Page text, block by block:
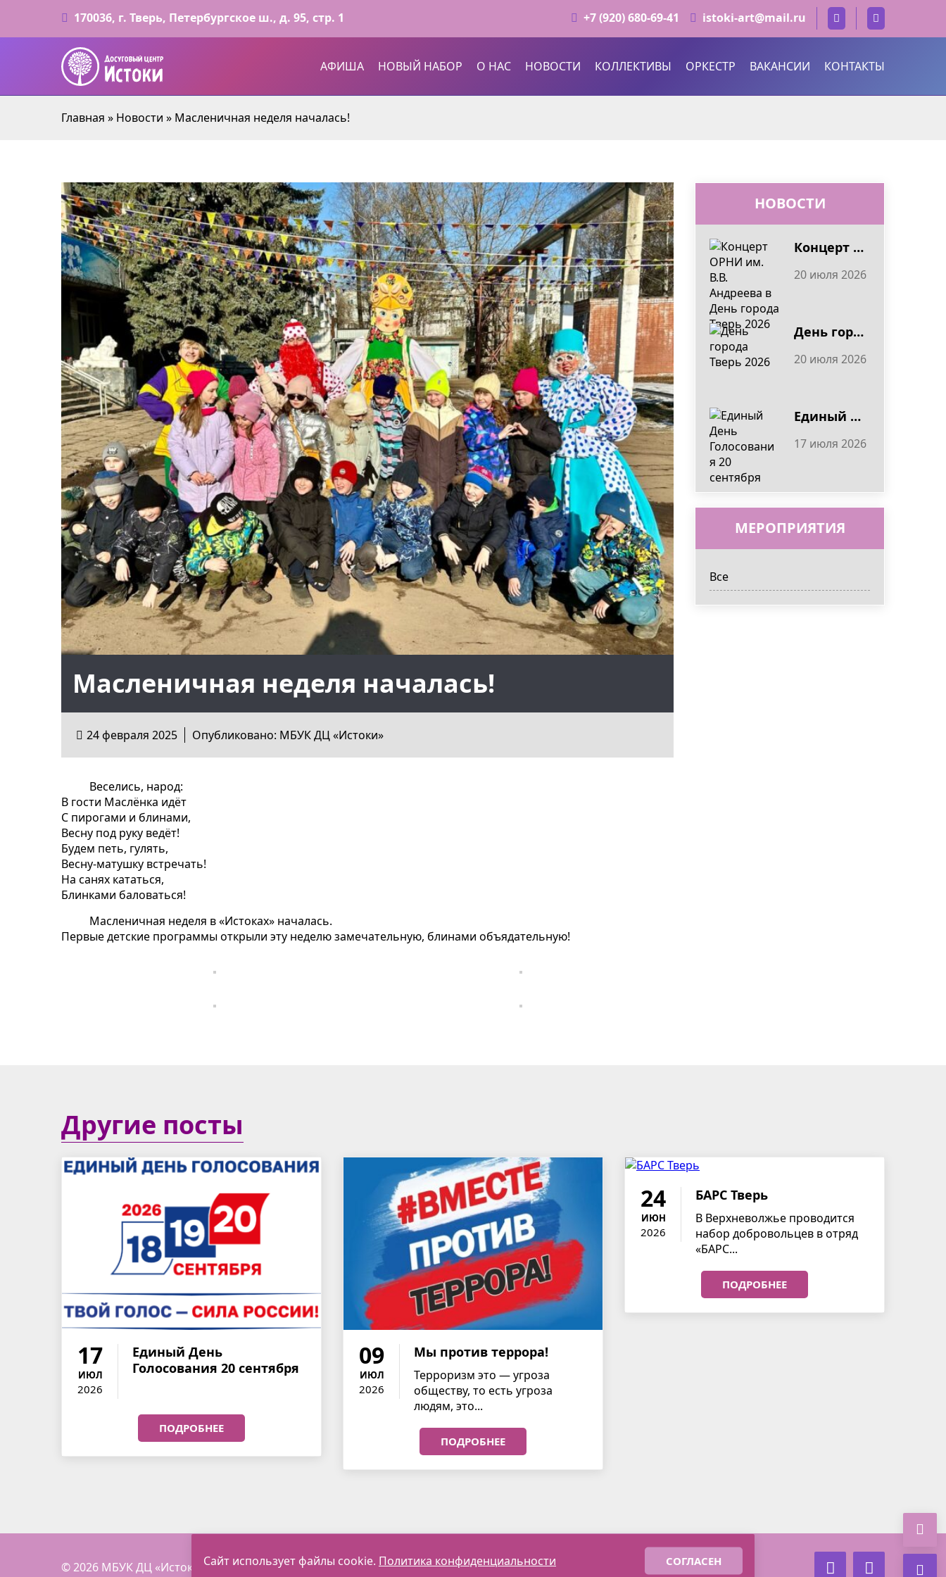
170036, г. Тверь, Петербургское ш., д. 95, cтр. 1 istoki-art@mail.ru
+7 (920) 680-69-41
АФИША НОВЫЙ НАБОР О НАС НОВОСТИ КОЛЛЕКТИВЫ ОРКЕСТР ВАКАНСИИ КОНТАКТЫ
Главная » Новости » Масленичная неделя началась!
Масленичная неделя началась!
24 февраля 2025 Опубликовано: МБУК ДЦ «Истоки»
Веселись, народ:
В гости Маслёнка идёт
С пирогами и блинами,
Весну под руку ведёт!
Будем петь, гулять,
Весну-матушку встречать!
На санях кататься,
Блинками баловаться!
Масленичная неделя в «Истоках» началась.
Первые детские программы открыли эту неделю замечательную, блинами объядательную!
НОВОСТИ
Концерт ОРНИ им. В.В. Андреева в День города Тверь 2026
20 июля 2026
День города Тверь 2026
20 июля 2026
Единый День Голосования 20 сентября
17 июля 2026
МЕРОПРИЯТИЯ
Все
Другие посты
17
ИЮЛ
2026
Единый День
Голосования 20 сентября
ПОДРОБНЕЕ
09
ИЮЛ
2026
Мы против террора!
Терроризм это — угроза
обществу, то есть угроза
людям, это...
ПОДРОБНЕЕ
24
ИЮН
2026
БАРС Тверь
В Верхневолжье проводится
набор добровольцев в отряд
«БАРС...
ПОДРОБНЕЕ
Главная О нас Контакты
© 2026 МБУК ДЦ «Истоки»Сайт использует файлы cookie. Политика конфиденциальности СОГЛАСЕН